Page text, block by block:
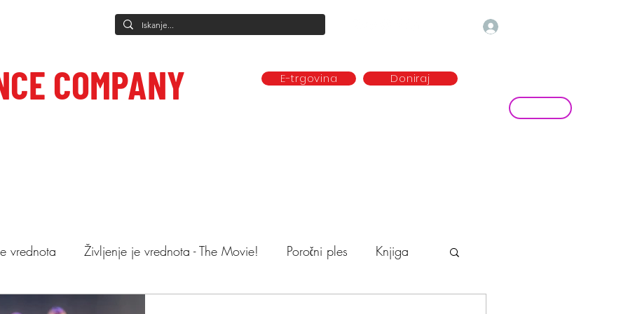
COMPANY E-trgovina Doniraj
vrednota Življenje je vrednota - The Movie! Poročni ples Knjiga
Nastopi Animacija otrok